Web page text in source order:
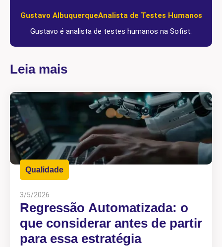
Gustavo AlbuquerqueAnalista de Testes Humanos
Gustavo é analista de testes humanos na Sofist.
Leia mais
Qualidade
3/5/2026
Regressão Automatizada: o
que considerar antes de partir
para essa estratégia